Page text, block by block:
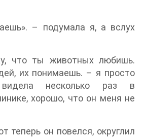
– подумала я, а вслух
что ты животных любишь.
их понимаешь. – я просто
несколько раз в
хорошо, что он меня не
теперь он повелся, округлил